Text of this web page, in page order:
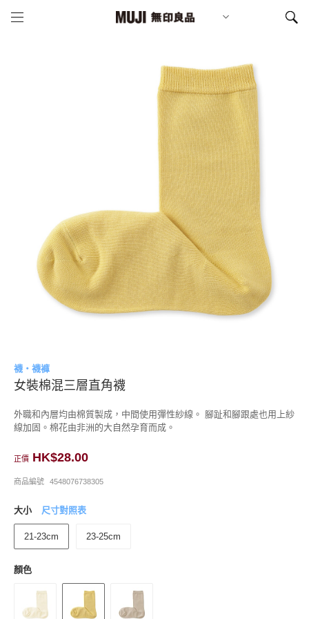
襪・襪褲
女裝棉混三層直角襪
外職和內層均由棉質製成，中間使用彈性紗線。 腳趾和腳跟處也用上紗
線加固。棉花由非洲的大自然孕育而成。
正價 HK$28.00
商品編號 4548076738305
大小 尺寸對照表
21-23cm 23-25cm
顏色